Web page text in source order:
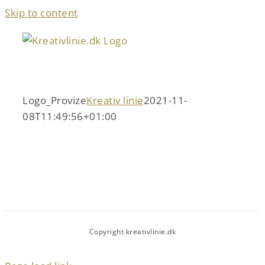
Skip to content
Logo_ProvizeKreativ linie2021-11-
08T11:49:56+01:00
Copyright kreativlinie.dk